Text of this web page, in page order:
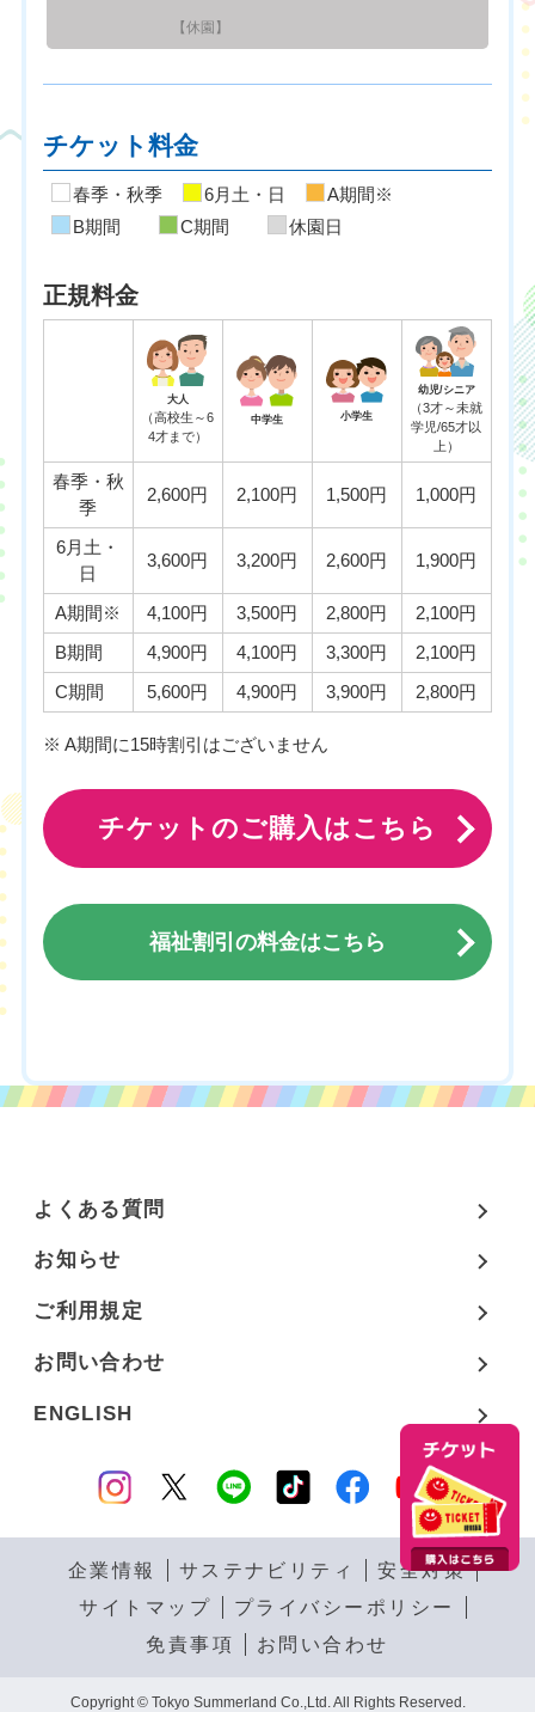
【休園】
チケット料金
春季・秋季 6月土・日
A期間※
B期間
C期間 休園日
正規料金
大人
（高校生～6
4才まで）
中学生 小学生
幼児/シニア
（3才～未就
学児/65才以
上）
春季・秋
季
2,600円 2,100円 1,500円 1,000円
6月土・
日
3,600円 3,200円 2,600円 1,900円
A期間※ 4,100円 3,500円 2,800円
2,100円
B期間
4,900円 4,100円 3,300円
2,100円
C期間
5,600円 4,900円 3,900円 2,800円
※ A期間に15時割引はございません
チケットのご購入はこちら
福祉割引の料金はこちら
よくある質問
お知らせ
ご利用規定
お問い合わせ
ENGLISH
企業情報 サステナビリティ
安全対策
サイトマップ
プライバシーポリシー
免責事項
お問い合わせ
Copyright © Tokyo Summerland Co.,Ltd. All Rights Reserved.